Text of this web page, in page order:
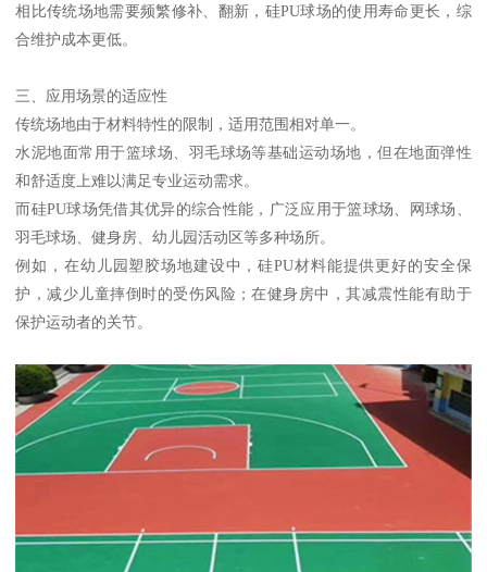
相比传统场地需要频繁修补、翻新，硅PU球场的使用寿命更长，综
合维护成本更低。
三、应用场景的适应性
传统场地由于材料特性的限制，适用范围相对单一。
水泥地面常用于篮球场、羽毛球场等基础运动场地，但在地面弹性
和舒适度上难以满足专业运动需求。
而硅PU球场凭借其优异的综合性能，广泛应用于篮球场、网球场、
羽毛球场、健身房、幼儿园活动区等多种场所。
例如，在幼儿园塑胶场地建设中，硅PU材料能提供更好的安全保
护，减少儿童摔倒时的受伤风险；在健身房中，其减震性能有助于
保护运动者的关节。